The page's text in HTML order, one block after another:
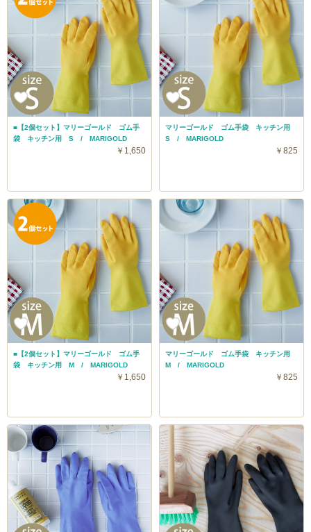
■【2個セット】マリーゴールド ゴム手
袋 キッチン用 S / MARIGOLD
￥1,650
マリーゴールド ゴム手袋 キッチン用
S / MARIGOLD
￥825
■【2個セット】マリーゴールド ゴム手
袋 キッチン用 M / MARIGOLD
￥1,650
マリーゴールド ゴム手袋 キッチン用
M / MARIGOLD
￥825